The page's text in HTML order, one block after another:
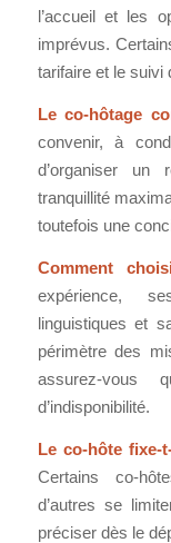
l’accueil et les
imprévus.
tarifaire et le suivi
Le co-hôtage
convenir, à
d’organiser un
tranquillité
toutefois une
Comment
expérience,
linguistiques et
périmètre des
assurez-
d’indisponibilité.
Le co-hôte
Certains co-
d’autres se
préciser dès le